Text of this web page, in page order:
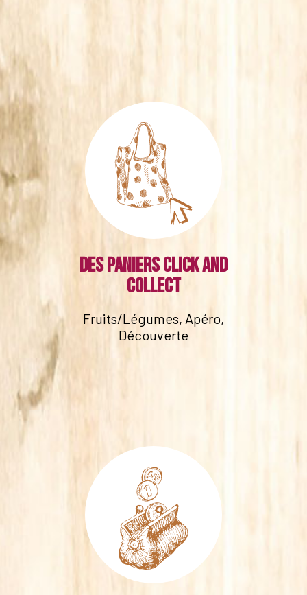
Des paniers click and
collect
Fruits/Légumes, Apéro,
Découverte